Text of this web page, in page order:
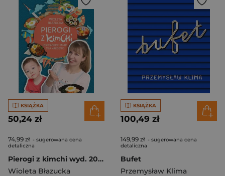
KSIĄŻKA
50,24 zł
74,99 zł - sugerowana cena
detaliczna
Pierogi z kimchi wyd. 2023
Wioleta Błazucka
KSIĄŻKA
100,49 zł
149,99 zł - sugerowana cena
detaliczna
Bufet
Przemysław Klima